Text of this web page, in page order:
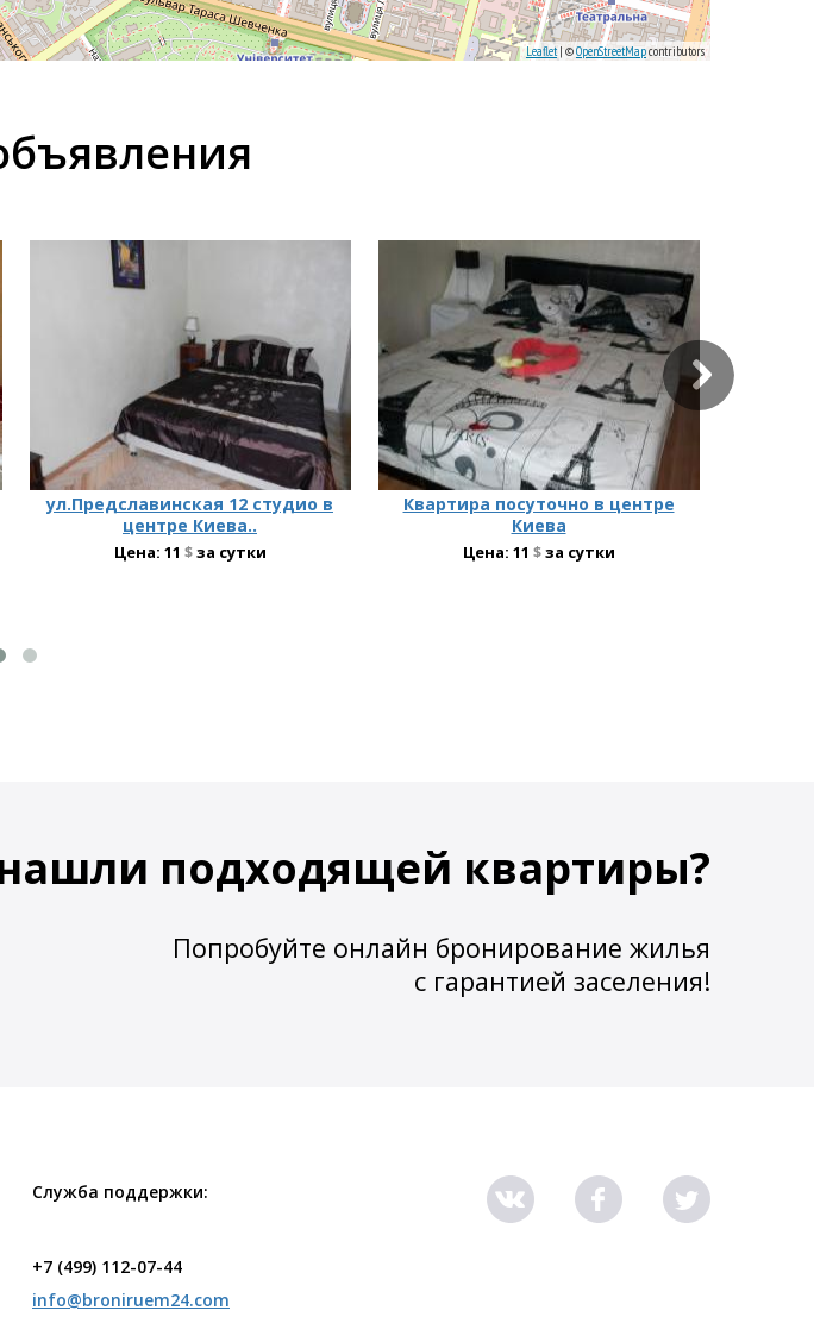
Leaflet| ©OpenStreetMapcontributors
ул.Предславинская 12 студио в
центре Киева..
Цена: 11 $за сутки
Квартира посуточно в центре
Киева
Цена: 11 $за сутки
подходящей квартиры?
Попробуйте онлайн бронирование жилья
с гарантией заселения!
Служба поддержки:
+7 (499) 112-07-44
info@broniruem24.com